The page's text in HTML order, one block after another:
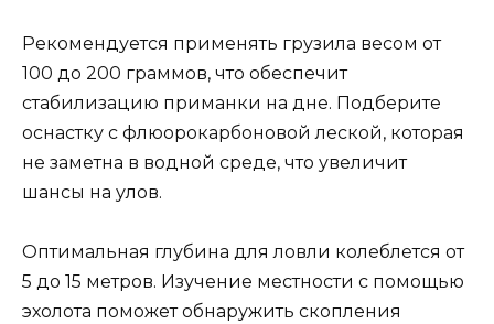
Рекомендуется применять грузила весом от
100 до 200 граммов, что обеспечит
стабилизацию приманки на дне. Подберите
оснастку с флюорокарбоновой леской, которая
не заметна в водной среде, что увеличит
шансы на улов.
Оптимальная глубина для ловли колеблется от
5 до 15 метров. Изучение местности с помощью
эхолота поможет обнаружить скопления